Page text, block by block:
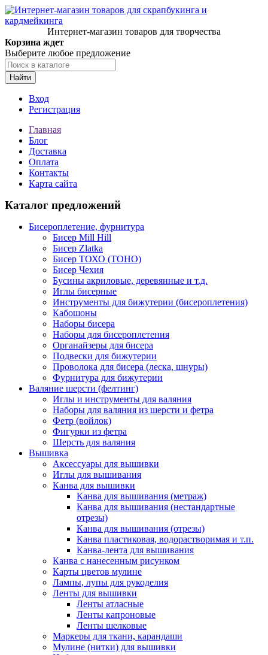
Интернет-магазин товаров для творчества
Корзина ждет
Выберите любое предложение
Найти
Вход
Регистрация
Главная
Блог
Доставка
Оплата
Контакты
Карта сайта
Каталог предложений
Бисероплетение, фурнитура
Бисер Mill Hill
Бисер Zlatka
Бисер ТОХО (TOHO)
Бисер Чехия
Бусины акриловые, деревянные и т.д.
Иглы бисерные
Инструменты для бижутерии (бисероплетения)
Кабошоны
Наборы бисера
Наборы для бисероплетения
Органайзеры для бисера
Подвески для бижутерии
Проволока для бисера (леска, шнуры)
Фурнитура для бижутерии
Валяние шерсти (фелтинг)
Иглы и инструменты для валяния
Наборы для валяния из шерсти и фетра
Фетр (войлок)
Фигурки из фетра
Шерсть для валяния
Вышивка
Аксессуары для вышивки
Иглы для вышивания
Канва для вышивки
Канва для вышивания (метраж)
Канва для вышивания (нестандартные
отрезы)
Канва для вышивания (отрезы)
Канва пластиковая, водорастворимая и т.п.
Канва-лента для вышивания
Канва с нанесенным рисунком
Карты цветов мулине
Лампы, лупы для рукоделия
Ленты для вышивки
Ленты атласные
Ленты капроновые
Ленты шелковые
Маркеры для ткани, карандаши
Мулине (нитки) для вышивки